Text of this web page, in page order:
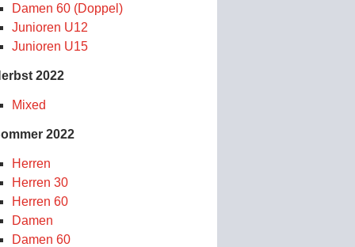
Damen 60 (Doppel)
Junioren U12
Junioren U15
2022
Mixed
2022
Herren
Herren 30
Herren 60
Damen
Damen 60